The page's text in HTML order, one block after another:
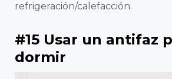
refrigeración/calefacción.
#15 Usar un antifaz
dormir